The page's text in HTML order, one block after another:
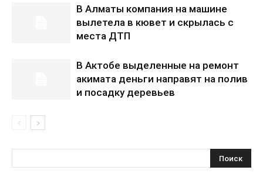
В Алматы компания на машине
вылетела в кювет и скрылась с
места ДТП
В Актобе выделенные на ремонт
акимата деньги направят на полив
и посадку деревьев